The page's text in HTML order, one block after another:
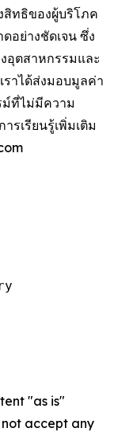
สิทธิของผู้บริโภค
อย่างชัดเจน ซึ่ง
อุตสาหกรรมและ
ราได้ส่งมอบมูลค่า
ม์ที่ไม่มีความ
รเรียนรู้เพิ่มเติม
"as is"
accept any